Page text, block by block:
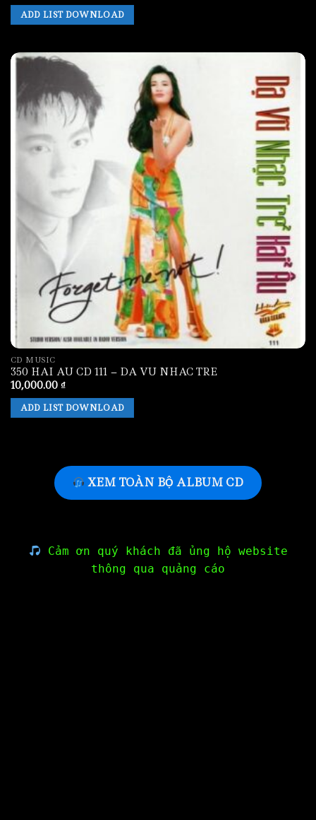
ADD LIST DOWNLOAD
CD MUSIC
350 HAI AU CD 111 – DA VU NHAC TRE
10,000.00 ₫
ADD LIST DOWNLOAD
XEM TOÀN BỘ ALBUM CD
Cảm ơn quý khách đã ủng hộ website
thông qua quảng cáo